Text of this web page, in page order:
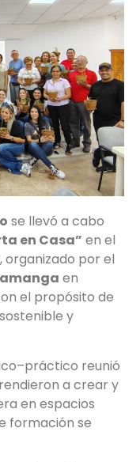
se llevó a cabo
en Casa” en el
organizado por el
en
el propósito de
y
reunió
a crear y
en espacios
formación se